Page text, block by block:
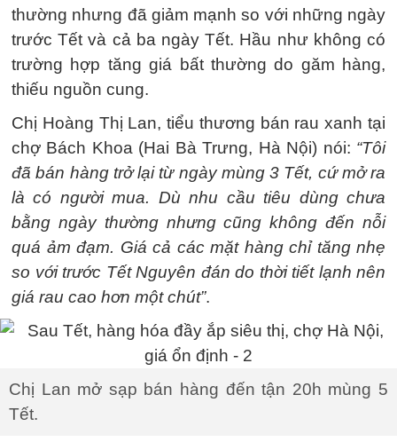
thường nhưng đã giảm mạnh so với những ngày
trước Tết và cả ba ngày Tết. Hầu như không có
trường hợp tăng giá bất thường do găm hàng,
thiếu nguồn cung.
Chị Hoàng Thị Lan, tiểu thương bán rau xanh tại
chợ Bách Khoa (Hai Bà Trưng, Hà Nội) nói: “Tôi
đã bán hàng trở lại từ ngày mùng 3 Tết, cứ mở ra
là có người mua. Dù nhu cầu tiêu dùng chưa
bằng ngày thường nhưng cũng không đến nỗi
quá ảm đạm. Giá cả các mặt hàng chỉ tăng nhẹ
so với trước Tết Nguyên đán do thời tiết lạnh nên
giá rau cao hơn một chút”.
Chị Lan mở sạp bán hàng đến tận 20h mùng 5
Tết.